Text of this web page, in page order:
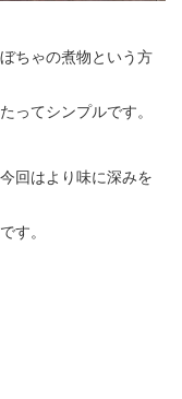
ちゃの煮物という方
ってシンプルです。
回はより味に深みを
す。